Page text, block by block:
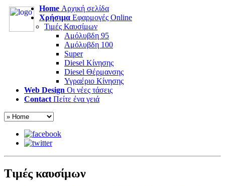
Home Αρχική σελίδα
Χρήσιμα Εφαρμογές Online
Τιμές Καυσίμων
Αμόλυβδη 95
Αμόλυβδη 100
Super
Diesel Κίνησης
Diesel Θέρμανσης
Υγραέριο Κίνησης
Web Design Οι νέες τάσεις
Contact Πείτε ένα γειά
Τιμές καυσίμων